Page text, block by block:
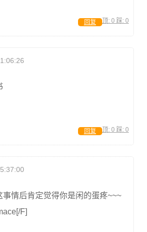
顶: 0 踩: 0
回复
顶: 0 踩: 0
回复
事情后肯定觉得你是闲的蛋疼~~~
F]